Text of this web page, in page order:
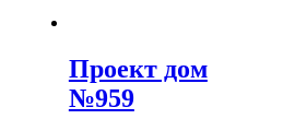
Проект дом
№959